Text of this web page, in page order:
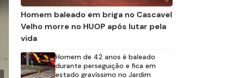
Homem baleado em briga no Cascavel
Velho morre no HUOP após lutar pela
vida
Homem de 42 anos é baleado
durante perseguição e fica em
estado gravíssimo no Jardim